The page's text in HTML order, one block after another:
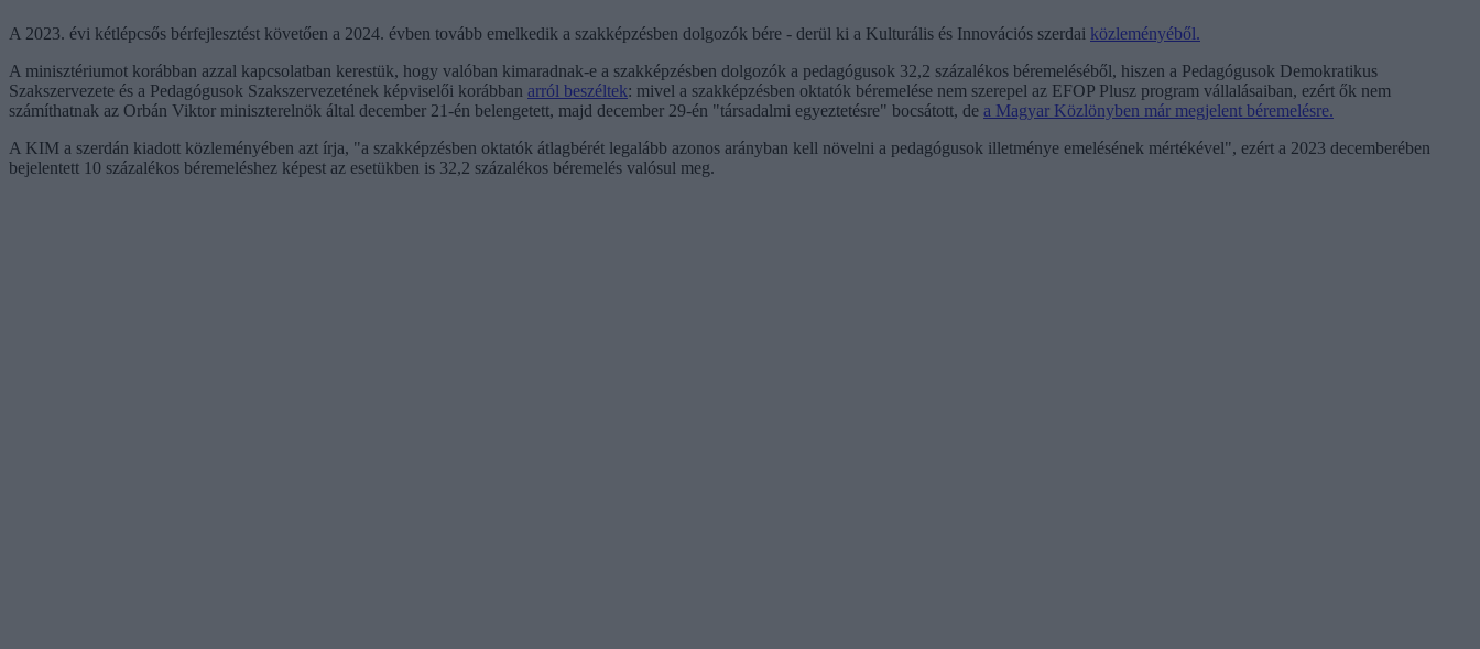
A 2023. évi kétlépcsős bérfejlesztést követően a 2024. évben tovább emelkedik a szakképzésben dolgozók bére - derül ki a Kulturális és Innovációs szerdai közleményéből.
A minisztériumot korábban azzal kapcsolatban kerestük, hogy valóban kimaradnak-e a szakképzésben dolgozók a pedagógusok 32,2 százalékos béremeléséből, hiszen a Pedagógusok Demokratikus
Szakszervezete és a Pedagógusok Szakszervezetének képviselői korábban arról beszéltek: mivel a szakképzésben oktatók béremelése nem szerepel az EFOP Plusz program vállalásaiban, ezért ők nem
számíthatnak az Orbán Viktor miniszterelnök által december 21-én belengetett, majd december 29-én "társadalmi egyeztetésre" bocsátott, de a Magyar Közlönyben már megjelent béremelésre.
A KIM a szerdán kiadott közleményében azt írja, "a szakképzésben oktatók átlagbérét legalább azonos arányban kell növelni a pedagógusok illetménye emelésének mértékével", ezért a 2023 decemberében
bejelentett 10 százalékos béremeléshez képest az esetükben is 32,2 százalékos béremelés valósul meg.